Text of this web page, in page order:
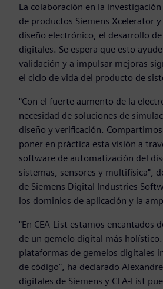
La colaboración en la
de productos Siemens Xcelerator
diseño electrónico, el desarrollo
digitales. Se espera que esto
validación y a impulsar mejoras
el ciclo de vida del producto de
"Con el fuerte aumento de la
necesidad de soluciones de
diseño y verificación.
poner en práctica esta visión a
software de automatización del
sistemas, sensores y multifísica",
de Siemens Digital Industries
los dominios de aplicación y la
"En CEA-List estamos
de un gemelo digital más
plataformas de gemelos digitales
de código", ha declarado
digitales de Siemens y CEA-List